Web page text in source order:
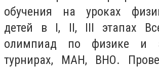
обучения на уроках
детей в I, II, III этапах
олимпиад по физике и
турнирах, МАН, ВНО.